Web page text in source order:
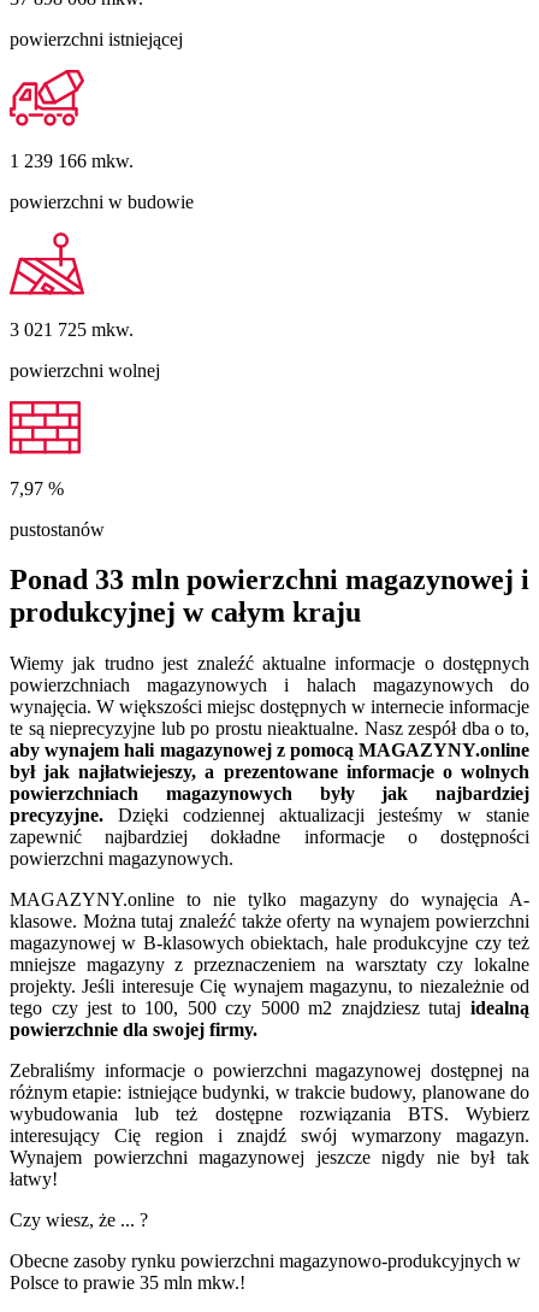
powierzchni istniejącej
1 239 166 mkw.
powierzchni w budowie
3 021 725 mkw.
powierzchni wolnej
7,97 %
pustostanów
Ponad 33 mln powierzchni magazynowej i
produkcyjnej w całym kraju
Wiemy jak trudno jest znaleźć aktualne informacje o dostępnych
powierzchniach magazynowych i halach magazynowych do
wynajęcia. W większości miejsc dostępnych w internecie informacje
te są nieprecyzyjne lub po prostu nieaktualne. Nasz zespół dba o to,
aby wynajem hali magazynowej z pomocą MAGAZYNY.online
był jak najłatwiejeszy, a prezentowane informacje o wolnych
powierzchniach magazynowych były jak najbardziej
precyzyjne. Dzięki codziennej aktualizacji jesteśmy w stanie
zapewnić najbardziej dokładne informacje o dostępności
powierzchni magazynowych.
MAGAZYNY.online to nie tylko magazyny do wynajęcia A-
klasowe. Można tutaj znaleźć także oferty na wynajem powierzchni
magazynowej w B-klasowych obiektach, hale produkcyjne czy też
mniejsze magazyny z przeznaczeniem na warsztaty czy lokalne
projekty. Jeśli interesuje Cię wynajem magazynu, to niezależnie od
tego czy jest to 100, 500 czy 5000 m2 znajdziesz tutaj idealną
powierzchnie dla swojej firmy.
Zebraliśmy informacje o powierzchni magazynowej dostępnej na
różnym etapie: istniejące budynki, w trakcie budowy, planowane do
wybudowania lub też dostępne rozwiązania BTS. Wybierz
interesujący Cię region i znajdź swój wymarzony magazyn.
Wynajem powierzchni magazynowej jeszcze nigdy nie był tak
łatwy!
Czy wiesz, że ... ?
Obecne zasoby rynku powierzchni magazynowo-produkcyjnych w
Polsce to prawie 35 mln mkw.!